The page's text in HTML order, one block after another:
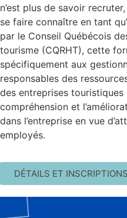
n’est plus de savoir
se faire connaître en tant
par le Conseil Québécois
tourisme (CQRHT), cette
spécifiquement aux
responsables des
des entreprises touristiques
compréhension et
dans l’entreprise en vue
employés.
DÉTAILS ET INSCRIPTIONS